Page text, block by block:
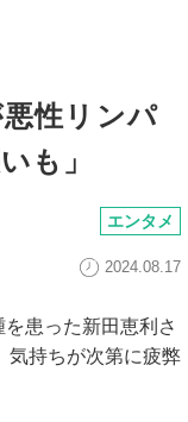
悪性リンパ
も」
エンタメ
2024.08.17
患った新田恵利さ
気持ちが次第に疲弊